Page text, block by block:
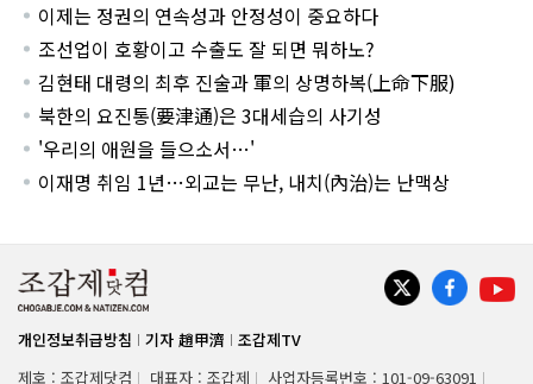
이제는 정권의 연속성과 안정성이 중요하다
조선업이 호황이고 수출도 잘 되면 뭐하노?
김현태 대령의 최후 진술과 軍의 상명하복(上命下服)
북한의 요진통(要津通)은 3대세습의 사기성
'우리의 애원을 들으소서…'
이재명 취임 1년…외교는 무난, 내치(內治)는 난맥상
개인정보취급방침 기자 趙甲濟
조갑제TV
제호 : 조갑제닷컴
대표자 : 조갑제 사업자등록번호 : 101-09-63091